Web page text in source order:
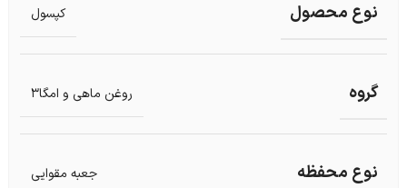
نوع محصول کپسول
گروه روغن ماهی و امگا3
نوع محفظه جعبه مقوایی